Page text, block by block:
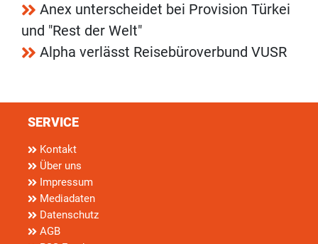
Anex unterscheidet bei Provision Türkei
und "Rest der Welt"
Alpha verlässt Reisebüroverbund VUSR
SERVICE
Kontakt
Über uns
Impressum
Mediadaten
Datenschutz
AGB